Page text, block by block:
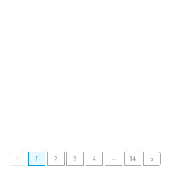
1 2 3 4 … 14